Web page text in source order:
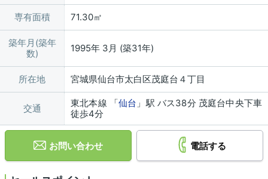
専有面積 71.30㎡
築年月(築年
数)
1995年 3月 (築31年)
所在地 宮城県仙台市太白区茂庭台４丁目
交通 東北本線 「仙台 」駅 バス38分 茂庭台中央下車
徒歩4分
お問い合わせ 電話する